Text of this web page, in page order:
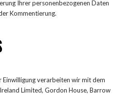
Ihrer personenbezogenen Daten
Kommentierung.
Einwilligung verarbeiten wir mit dem
Limited, Gordon House, Barrow